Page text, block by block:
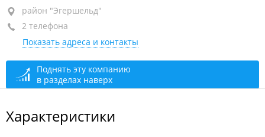
район "Эгершельд", ул. Крыгина, 94
оф. 4
+7 (423) 207-84-84
+7 914 970-35-33
Дежурная часть круглосуточно
район "Эгершельд"
2 телефона
Показать адреса и контакты
Поднять эту компанию
в разделах наверх
Характеристики